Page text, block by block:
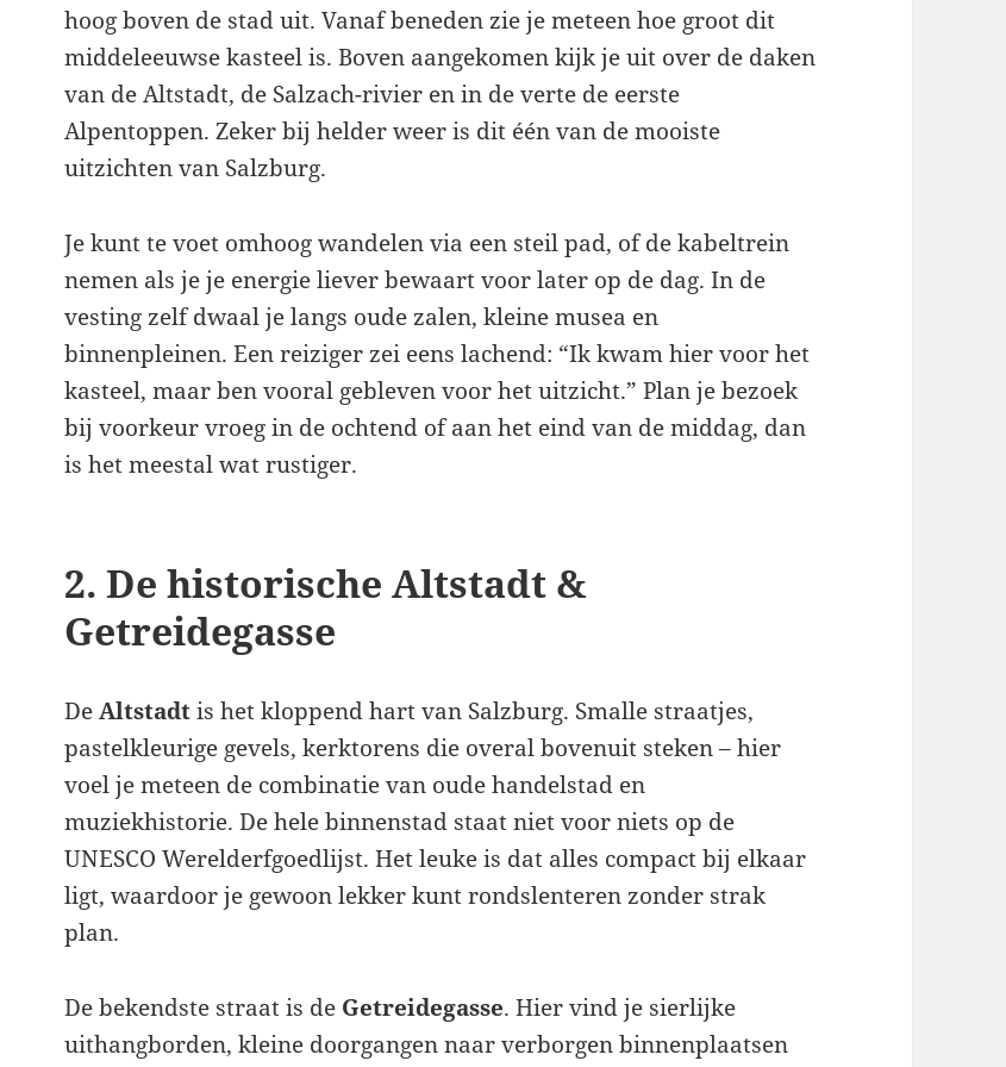
hoog boven de stad uit. Vanaf beneden zie je meteen hoe groot dit
middeleeuwse kasteel is. Boven aangekomen kijk je uit over de daken
van de Altstadt, de Salzach-rivier en in de verte de eerste
Alpentoppen. Zeker bij helder weer is dit één van de mooiste
uitzichten van Salzburg.
Je kunt te voet omhoog wandelen via een steil pad, of de kabeltrein
nemen als je je energie liever bewaart voor later op de dag. In de
vesting zelf dwaal je langs oude zalen, kleine musea en
binnenpleinen. Een reiziger zei eens lachend: “Ik kwam hier voor het
kasteel, maar ben vooral gebleven voor het uitzicht.” Plan je bezoek
bij voorkeur vroeg in de ochtend of aan het eind van de middag, dan
is het meestal wat rustiger.
2. De historische Altstadt &
Getreidegasse
DeAltstadtis het kloppend hart van Salzburg. Smalle straatjes,
pastelkleurige gevels, kerktorens die overal bovenuit steken – hier
voel je meteen de combinatie van oude handelstad en
muziekhistorie. De hele binnenstad staat niet voor niets op de
UNESCO Werelderfgoedlijst. Het leuke is dat alles compact bij elkaar
ligt, waardoor je gewoon lekker kunt rondslenteren zonder strak
plan.
De bekendste straat is de Getreidegasse. Hier vind je sierlijke
uithangborden, kleine doorgangen naar verborgen binnenplaatsen